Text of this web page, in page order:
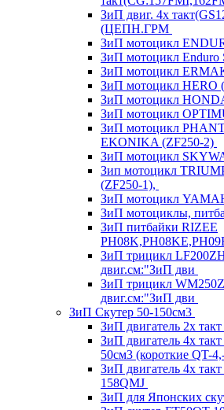
ЗиП двиг. 4х
(ЦЕПН.ГРМ
ЗиП мотоцикл
ЗиП мотоцикл Enduro
ЗиП мотоцикл
ЗиП мотоцикл HERO
ЗиП мотоцикл
ЗиП мотоцикл
ЗиП мотоцикл
EKONIKA (ZF250-2)
ЗиП мотоцикл
Зип мотоцикл
(ZF250-1),
ЗиП мотоцикл
ЗиП мотоциклы,
ЗиП питбайки RIZEE
ЗиП трицикл
двиг.см:"ЗиП дви
ЗиП трицикл
двиг.см:"ЗиП дви
ЗиП Скутер 50-150см3
ЗиП двигатель 2х
ЗиП двигатель 4х
50см3 (короткие QT-
ЗиП двигатель 4х
158QMJ
ЗиП для Японских